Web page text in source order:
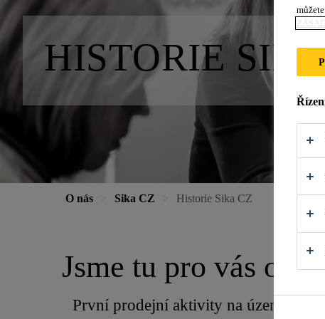
HISTORIE
O nás Sika CZ Historie Sika CZ
Jsme tu pro vás od
První prodejní aktivity na území